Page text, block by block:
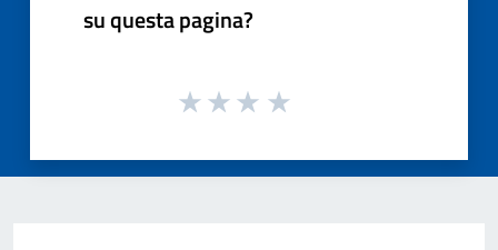
su questa pagina?